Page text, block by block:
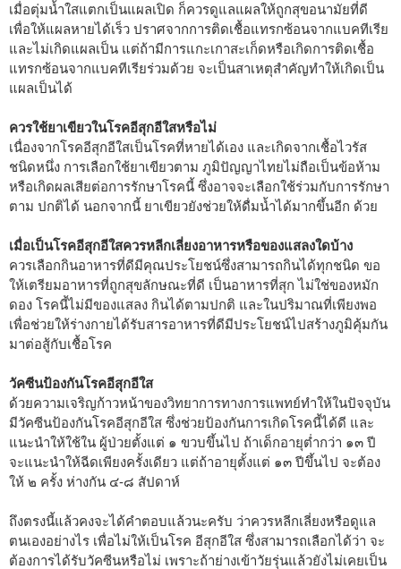
เมื่อตุ่มน้ำใสแตกเป็นแผลเปิด ก็ควรดูแลแผลให้ถูกสุขอนามัยที่ดี
เพื่อให้แผลหายได้เร็ว ปราศจากการติดเชื้อแทรกซ้อนจากแบคทีเรีย
และไม่เกิดแผลเป็น แต่ถ้ามีการแกะเกาสะเก็ดหรือเกิดการติดเชื้อ
แทรกซ้อนจากแบคทีเรียร่วมด้วย จะเป็นสาเหตุสำคัญทำให้เกิดเป็น
แผลเป็นได้
ควรใช้ยาเขียวในโรคอีสุกอีใสหรือไม่
เนื่องจากโรคอีสุกอีใสเป็นโรคที่หายได้เอง และเกิดจากเชื้อไวรัส
ชนิดหนึ่ง การเลือกใช้ยาเขียวตาม ภูมิปัญญาไทยไม่ถือเป็นข้อห้าม
หรือเกิดผลเสียต่อการรักษาโรคนี้ ซึ่งอาจจะเลือกใช้ร่วมกับการรักษา
ตาม ปกติได้ นอกจากนี้ ยาเขียวยังช่วยให้ดื่มน้ำได้มากขึ้นอีก ด้วย
เมื่อเป็นโรคอีสุกอีใสควรหลีกเลี่ยงอาหารหรือของแสลงใดบ้าง
ควรเลือกกินอาหารที่ดีมีคุณประโยชน์ซึ่งสามารถกินได้ทุกชนิด ขอ
ให้เตรียมอาหารที่ถูกสุขลักษณะที่ดี เป็นอาหารที่สุก ไม่ใช่ของหมัก
ดอง โรคนี้ไม่มีของแสลง กินได้ตามปกติ และในปริมาณที่เพียงพอ
เพื่อช่วยให้ร่างกายได้รับสารอาหารที่ดีมีประโยชน์ไปสร้างภูมิคุ้มกัน
มาต่อสู้กับเชื้อโรค
วัคซีนป้องกันโรคอีสุกอีใส
ด้วยความเจริญก้าวหน้าของวิทยาการทางการแพทย์ทำให้ในปัจจุบัน
มีวัคซีนป้องกันโรคอีสุกอีใส ซึ่งช่วยป้องกันการเกิดโรคนี้ได้ดี และ
แนะนำให้ใช้ใน ผู้ป่วยตั้งแต่ ๑ ขวบขึ้นไป ถ้าเด็กอายุต่ำกว่า ๑๓ ปี
จะแนะนำให้ฉีดเพียงครั้งเดียว แต่ถ้าอายุตั้งแต่ ๑๓ ปีขึ้นไป จะต้อง
ให้ ๒ ครั้ง ห่างกัน ๔-๘ สัปดาห์
ถึงตรงนี้แล้วคงจะได้คำตอบแล้วนะครับ ว่าควรหลีกเลี่ยงหรือดูแล
ตนเองอย่างไร เพื่อไม่ให้เป็นโรค อีสุกอีใส ซึ่งสามารถเลือกได้ว่า จะ
ต้องการได้รับวัคซีนหรือไม่ เพราะถ้าย่างเข้าวัยรุ่นแล้วยังไม่เคยเป็น